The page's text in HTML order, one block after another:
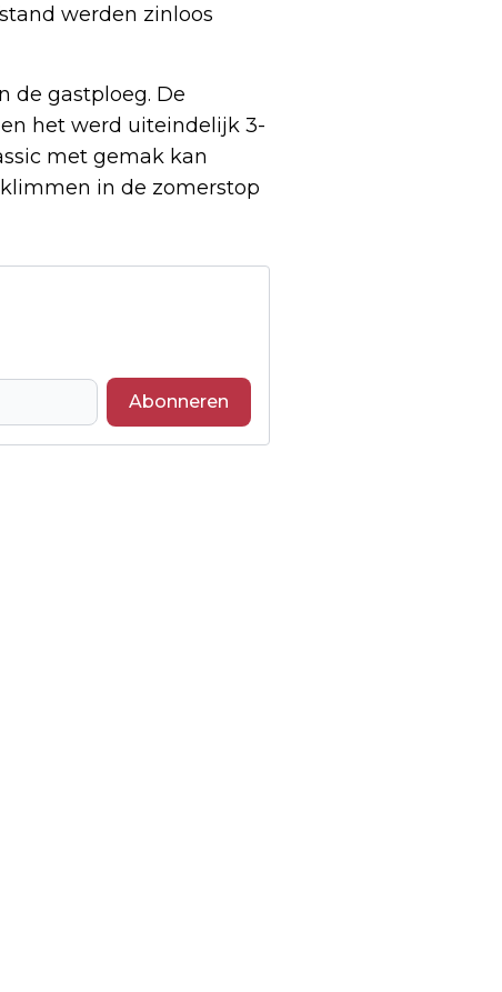
werden zinloos
de gastploeg. De
het werd uiteindelijk 3-
met gemak kan
in de zomerstop
Abonneren